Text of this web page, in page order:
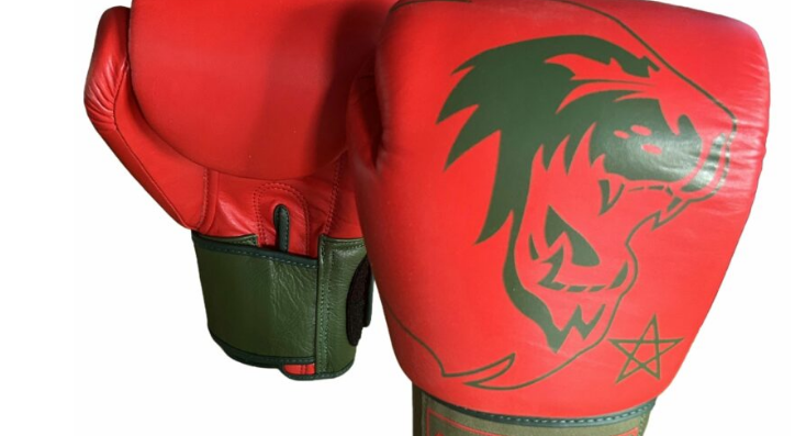
Taekwondo
Brazilian Jiu jitsu
Krav Maga
Voor dames
Zakhandschoenen
Trainingsartikelen
Bokszak
Bevestigingsmateriaal
Bokspoppen
Stoot- en trapkussens
Stootkussens en pads